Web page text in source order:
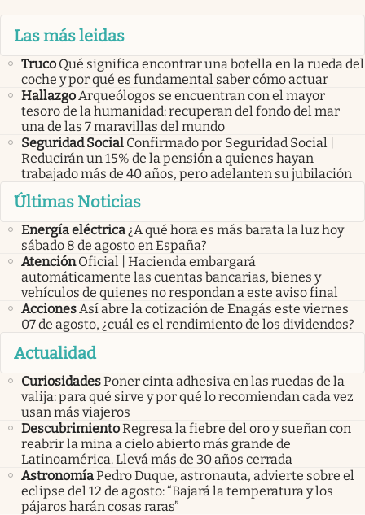
Las más leidas
Truco Qué significa encontrar una botella en la rueda del
coche y por qué es fundamental saber cómo actuar
HallazgoArqueólogos se encuentran con el mayor
tesoro de la humanidad: recuperan del fondo del mar
una de las 7 maravillas del mundo
Seguridad Social Confirmado por Seguridad Social |
Reducirán un 15% de la pensión a quienes hayan
trabajado más de 40 años, pero adelanten su jubilación
Últimas Noticias
Energía eléctrica¿A qué hora es más barata la luz hoy
sábado 8 de agosto en España?
Atención Oficial | Hacienda embargará
automáticamente las cuentas bancarias, bienes y
vehículos de quienes no respondan a este aviso final
AccionesAsí abre la cotización de Enagás este viernes
07 de agosto, ¿cuál es el rendimiento de los dividendos?
Actualidad
CuriosidadesPoner cinta adhesiva en las ruedas de la
valija: para qué sirve y por qué lo recomiendan cada vez
usan más viajeros
DescubrimientoRegresa la fiebre del oro y sueñan con
reabrir la mina a cielo abierto más grande de
Latinoamérica. Llevá más de 30 años cerrada
AstronomíaPedro Duque, astronauta, advierte sobre el
eclipse del 12 de agosto: “Bajará la temperatura y los
pájaros harán cosas raras”